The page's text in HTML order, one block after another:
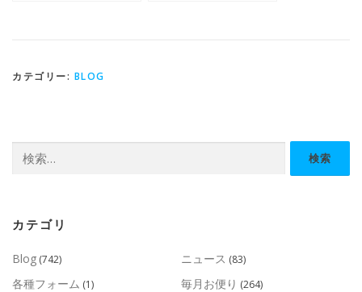
カテゴリー: BLOG
索:
カテゴリ
Blog (742) ニュース (83)
各種フォーム (1) 毎月お便り (264)